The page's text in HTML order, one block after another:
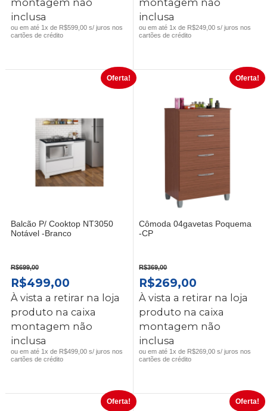
R$799,00.
montagem não
inclusa
ou em até 1x de R$599,00 s/ juros nos
cartões de crédito
R$349,00.
montagem não
inclusa
ou em até 1x de R$249,00 s/ juros nos
cartões de crédito
Oferta!
Balcão P/ Cooktop NT3050
Notável -Branco
R$699,00
O
PREÇO
ORIGINAL
ERA:
R$699,00.
R$499,00O
PREÇO
ATUAL
É:
À vista a retirar na loja
produto na caixa
montagem não
inclusa
ou em até 1x de R$499,00 s/ juros nos
cartões de crédito
Oferta!
Cômoda 04gavetas Poquema
-CP
R$369,00
O
PREÇO
ORIGINAL
ERA:
R$369,00.
R$269,00
PREÇO
ATUAL
É:
À vista a retirar na loja
produto na caixa
montagem não
inclusa
ou em até 1x de R$269,00 s/ juros nos
cartões de crédito
Oferta! Oferta!